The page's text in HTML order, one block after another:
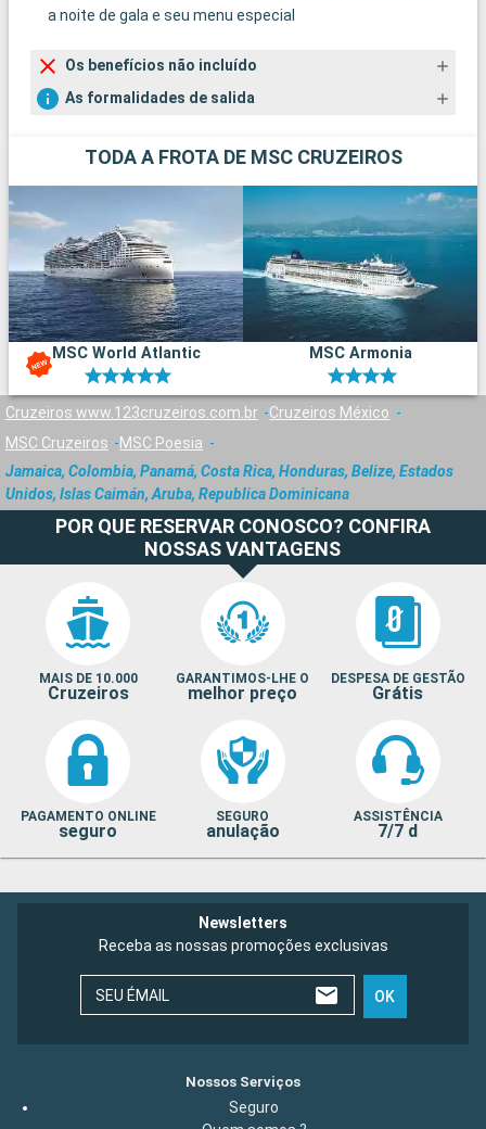
a noite de gala e seu menu especial
Os benefícios não incluído
As formalidades de salida
TODA A FROTA DE MSC CRUZEIROS
MSC World Atlantic MSC Armonia
Cruzeiros www.123cruzeiros.com.br
Cruzeiros México
MSC Cruzeiros
MSC Poesia
Jamaica, Colombia, Panamá, Costa Rica, Honduras, Belize, Estados
Unidos, Islas Caimán, Aruba, Republica Dominicana
POR QUE RESERVAR CONOSCO? CONFIRA
NOSSAS VANTAGENS
MAIS DE 10.000
Cruzeiros
GARANTIMOS-LHE O
melhor preço
DESPESA DE GESTÃO
Grátis
PAGAMENTO ONLINE
seguro
SEGURO
anulação
ASSISTÊNCIA
7/7 d
Newsletters
Receba as nossas promoções exclusivas
SEU ÉMAIL OK
Nossos Serviços
Seguro